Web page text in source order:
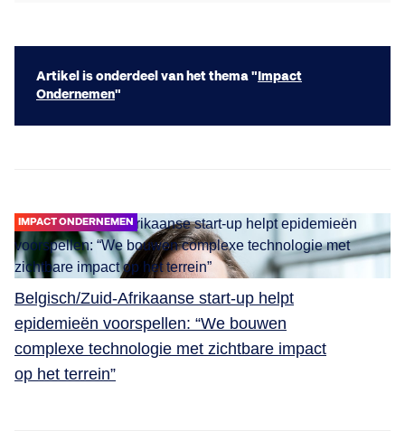
Artikel is onderdeel van het thema "Impact
Ondernemen"
IMPACT ONDERNEMEN
Belgisch/Zuid-Afrikaanse start-up helpt
epidemieën voorspellen: “We bouwen
complexe technologie met zichtbare impact
op het terrein”